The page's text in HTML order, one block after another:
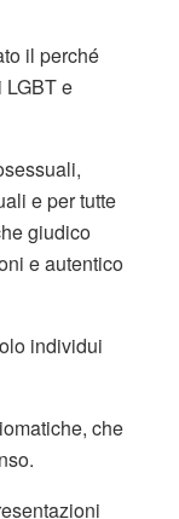
il perché
LGBT e
e per tutte
giudico
e autentico
individui
che